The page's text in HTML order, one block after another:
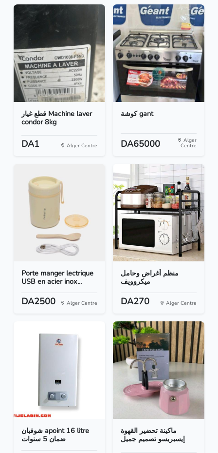
قطع غيار Machine laver
condor 8kg
DA1 Alger Centre
كوشة gant
DA65000 Alger
Centre
Porte manger lectrique
USB en acier inox...
DA2500 Alger Centre
منظم أغراض وحامل
ميكروويف
DA270 Alger Centre
شوفبان apoint 16 litre
ضمان 5 سنوات
ماكينة تحضير القهوة
إيسبريسو تصميم جميل